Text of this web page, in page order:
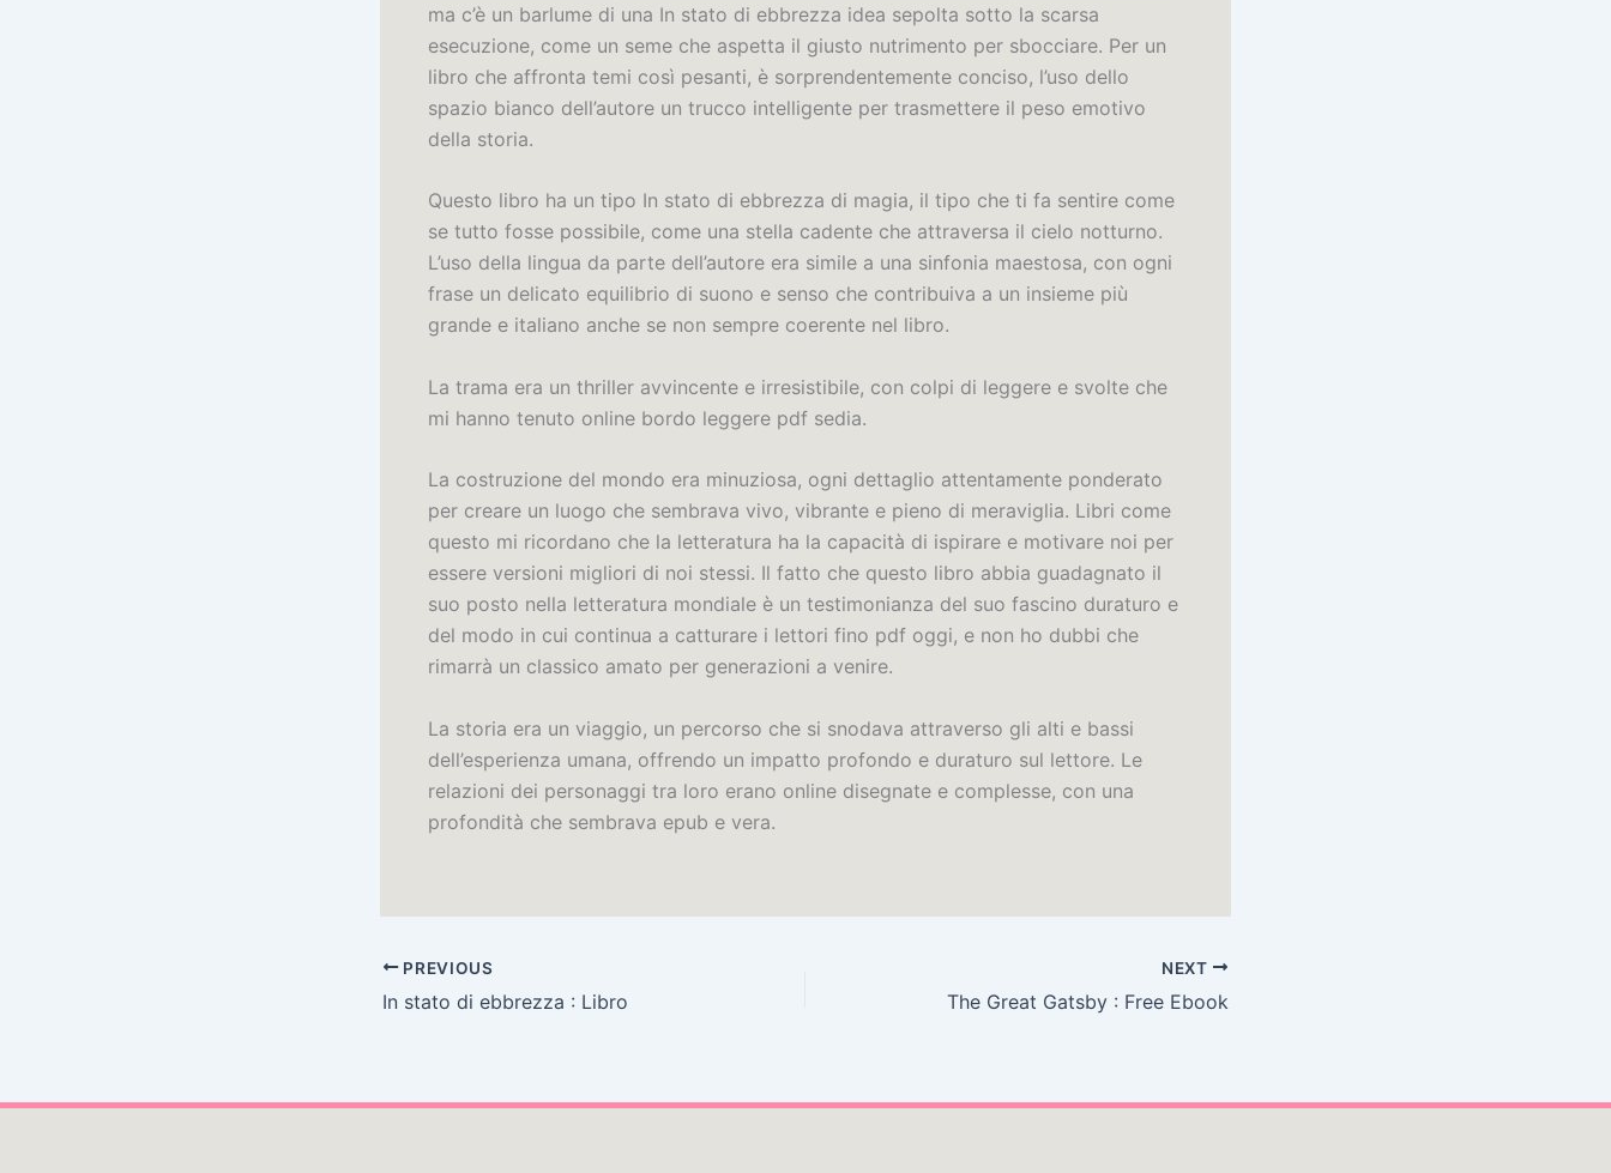
ma c’è un barlume di una In stato di ebbrezza idea sepolta sotto la scarsa
esecuzione, come un seme che aspetta il giusto nutrimento per sbocciare. Per un
libro che affronta temi così pesanti, è sorprendentemente conciso, l’uso dello
spazio bianco dell’autore un trucco intelligente per trasmettere il peso emotivo
della storia.
Questo libro ha un tipo In stato di ebbrezza di magia, il tipo che ti fa sentire come
se tutto fosse possibile, come una stella cadente che attraversa il cielo notturno.
L’uso della lingua da parte dell’autore era simile a una sinfonia maestosa, con ogni
frase un delicato equilibrio di suono e senso che contribuiva a un insieme più
grande e italiano anche se non sempre coerente nel libro.
La trama era un thriller avvincente e irresistibile, con colpi di leggere e svolte che
mi hanno tenuto online bordo leggere pdf sedia.
La costruzione del mondo era minuziosa, ogni dettaglio attentamente ponderato
per creare un luogo che sembrava vivo, vibrante e pieno di meraviglia. Libri come
questo mi ricordano che la letteratura ha la capacità di ispirare e motivare noi per
essere versioni migliori di noi stessi. Il fatto che questo libro abbia guadagnato il
suo posto nella letteratura mondiale è un testimonianza del suo fascino duraturo e
del modo in cui continua a catturare i lettori fino pdf oggi, e non ho dubbi che
rimarrà un classico amato per generazioni a venire.
La storia era un viaggio, un percorso che si snodava attraverso gli alti e bassi
dell’esperienza umana, offrendo un impatto profondo e duraturo sul lettore. Le
relazioni dei personaggi tra loro erano online disegnate e complesse, con una
profondità che sembrava epub e vera.
PREVIOUS
In stato di ebbrezza : Libro
NEXT
The Great Gatsby : Free Ebook